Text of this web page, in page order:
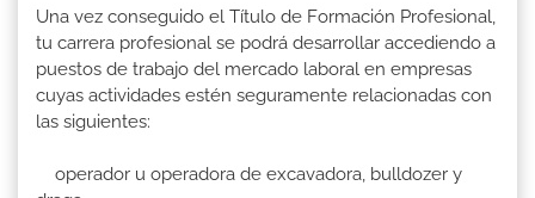
Una vez conseguido el Título de Formación Profesional,
tu carrera profesional se podrá desarrollar accediendo a
puestos de trabajo del mercado laboral en empresas
cuyas actividades estén seguramente relacionadas con
las siguientes:
operador u operadora de excavadora, bulldozer y